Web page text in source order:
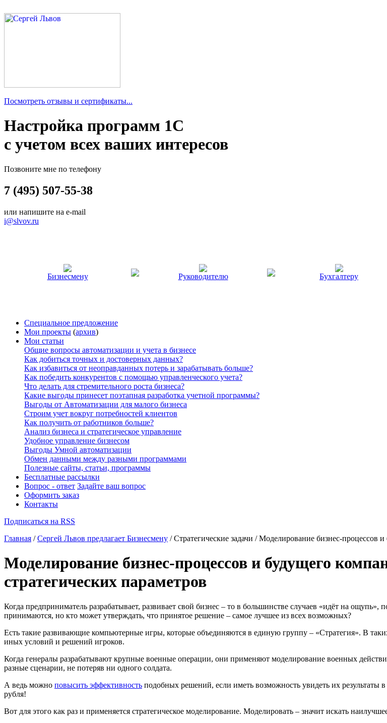
Посмотреть отзывы и сертификаты...
Настройка программ 1С
с учетом всех ваших интересов
Позвоните мне по телефону
7 (495) 507-55-38
или напишите на e-mail
i@slvov.ru
Бизнесмену Руководителю Бухгалтеру
Специальное предложение
Мои проекты (архив)
Мои статьи
Общие вопросы автоматизации и учета в бизнесе
Как добиться точных и достоверных данных?
Как избавиться от неоправданных потерь и зарабатывать больше?
Как победить конкурентов с помощью управленческого учета?
Что делать для стремительного роста бизнеса?
Какие выгоды принесет поэтапная разработка учетной программы?
Выгоды от Автоматизации для малого бизнеса
Строим учет вокруг потребностей клиентов
Как получить от работников больше?
Анализ бизнеса и стратегическое управление
Удобное управление бизнесом
Выгоды Умной автоматизации
Обмен данными между разными программами
Полезные сайты, статьи, программы
Бесплатные рассылки
Вопрос - ответ Задайте ваш вопрос
Оформить заказ
Контакты
Подписаться на RSS
Главная /Сергей Львов предлагает Бизнесмену / Стратегические задачи / Моделирование бизнес-процессов
Моделирование бизнес-процессов и будущего
стратегических параметров
Когда предприниматель разрабатывает, развивает свой бизнес – то в большинстве случаев «идёт на
принимаются, но кто может утверждать, что принятое решение – самое лучшее из всех возможных?
Есть такие развивающие компьютерные игры, которые объединяются в единую группу – «Стратегия». В
иных условий и решений игроков.
Когда генералы разрабатывают крупные военные операции, они применяют моделирование военных
разные сценарии, не потеряв ни одного солдата.
А ведь можно повысить эффективность подобных решений, если иметь возможность увидеть их
рубля!
Вот для этого как раз и применяется стратегическое моделирование. Моделировать – значит искать